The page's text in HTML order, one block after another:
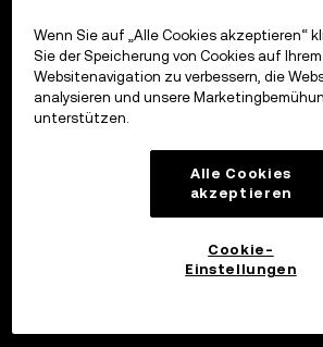
Wenn Sie auf „Alle Cookies akzeptieren“
Sie der Speicherung von Cookies auf
Websitenavigation zu verbessern, die
analysieren und unsere
unterstützen.
Alle Cookies
akzeptieren
Cookie-
Einstellungen